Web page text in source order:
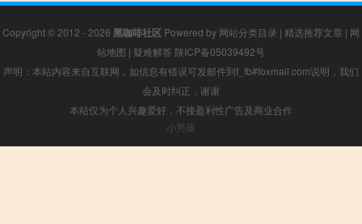
Copyright © 2012 - 2026 黑咖啡社区 Powered by 网站分类目录 | 精选推荐文章 | 网
站地图 | 疑难解答 陕ICP备05039492号
声明：本站内容来自互联网，如信息有错误可发邮件到f_fb#foxmail.com说明，我们
会及时纠正，谢谢
本站仅为个人兴趣爱好，不接盈利性广告及商业合作
小男孩